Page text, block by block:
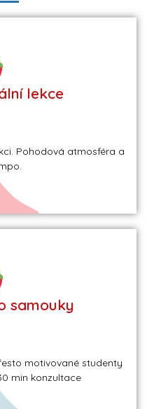
lekce
Pohodová atmosféra a
samouky
motivované studenty
min konzultace
pro samouky